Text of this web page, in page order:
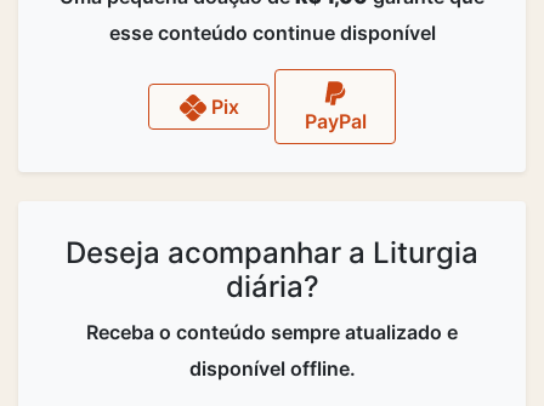
esse conteúdo continue disponível
Pix
PayPal
Deseja acompanhar a Liturgia
diária?
Receba o conteúdo sempre atualizado e
disponível offline.